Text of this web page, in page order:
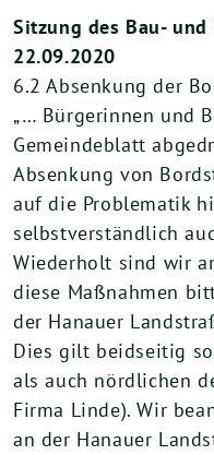
Sitzung des Bau- und
22.09.2020
6.2 Absenkung der
„… Bürgerinnen und
Gemeindeblatt
Absenkung von
auf die Problematik
selbstverständlich
Wiederholt sind wir
diese Maßnahmen
der Hanauer
Dies gilt beidseitig
als auch nördlichen
Firma Linde). Wir
an der Hanauer